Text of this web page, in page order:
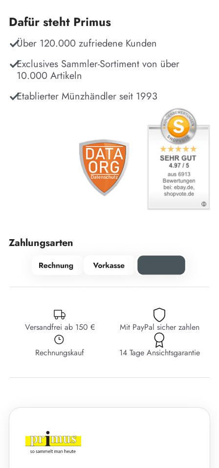
Dafür steht Primus
Über 120.000 zufriedene Kunden
Exclusives Sammler-Sortiment von über
10.000 Artikeln
Etablierter Münzhändler seit 1993
Zahlungsarten
Versandfrei ab 150 € Mit PayPal sicher zahlen
Rechnungskauf 14 Tage Ansichtsgarantie